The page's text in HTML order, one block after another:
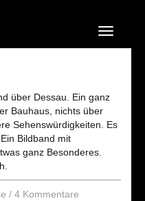
Navigation
über Dessau. Ein ganz
Bauhaus, nichts über
Sehenswürdigkeiten. Es
Bildband mit
ganz Besonderes.
/ 4 Kommentare